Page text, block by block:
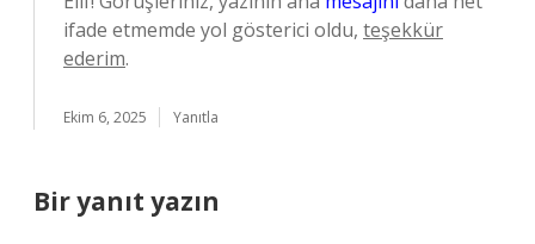
ifade etmemde yol gösterici oldu, teşekkür
ederim.
Ekim 6, 2025 Yanıtla
Bir yanıt yazın